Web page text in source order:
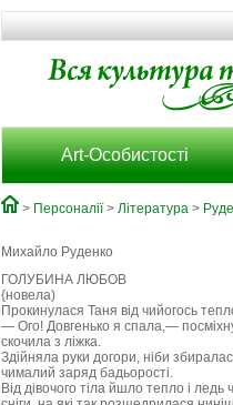
Art-Особистості
> Персоналії> Література >
Михайло Руденко
ГОЛУБИНА ЛЮБОВ
{новела)
Прокинулася Таня від чийогось
— Ого! Довгенько я спала,—
скочила з ліжка.
Здійняла руки догори, ніби
чималий заряд бадьорості.
Від дівочого тіла йшло тепло і